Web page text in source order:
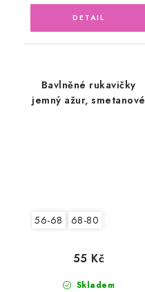
Bavlněné rukavičky
jemný ažur, smetanové
56-68 68-80
Skladem
55 Kč